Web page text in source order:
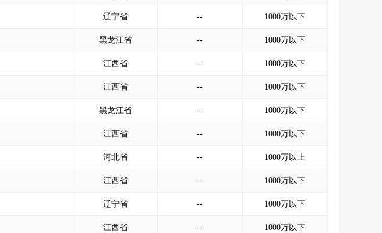
辽宁省 -- 1000万以下
黑龙江省 -- 1000万以下
江西省 -- 1000万以下
江西省 -- 1000万以下
黑龙江省 -- 1000万以下
江西省 -- 1000万以下
河北省 -- 1000万以上
江西省 -- 1000万以下
辽宁省 -- 1000万以下
江西省 -- 1000万以下